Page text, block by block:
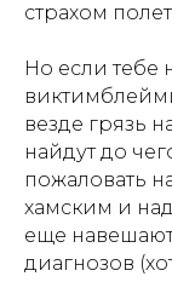
страхом
Но если тебе
везде грязь
найдут до
пожаловать
хамским и
еще
диагнозов